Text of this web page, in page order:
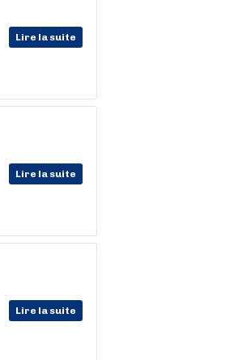
Lire la suite
Lire la suite
Lire la suite